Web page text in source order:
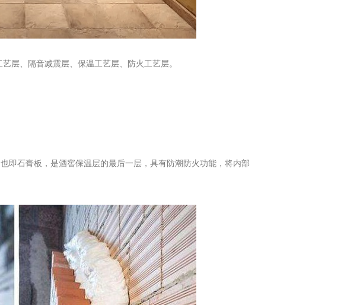
、隔音减震层、保温工艺层、防火工艺层。
石膏板，是酒窖保温层的最后一层，具有防潮防火功能，将内部